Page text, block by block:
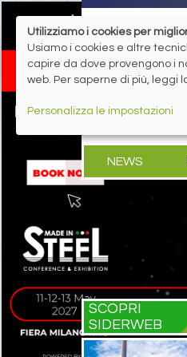
NEWS
SCOPRI
SIDERWEB
Utilizziamo i cookies per
Usiamo i cookies e altre
capire da dove provengono i
web. Per saperne di più, leggi
Personalizza le impostazioni